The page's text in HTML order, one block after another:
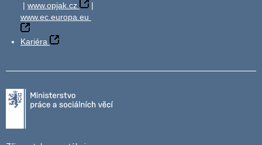
| www.opjak.cz
|
www.ec.europa.eu
Kariéra